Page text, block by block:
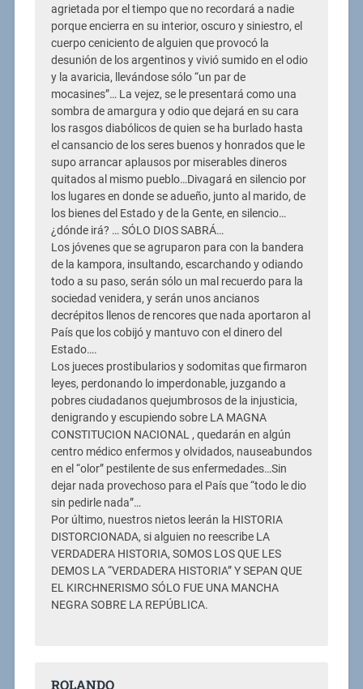
agrietada por el tiempo que no recordará a nadie
porque encierra en su interior, oscuro y siniestro, el
cuerpo ceniciento de alguien que provocó la
desunión de los argentinos y vivió sumido en el odio
y la avaricia, llevándose sólo “un par de
mocasines”… La vejez, se le presentará como una
sombra de amargura y odio que dejará en su cara
los rasgos diabólicos de quien se ha burlado hasta
el cansancio de los seres buenos y honrados que le
supo arrancar aplausos por miserables dineros
quitados al mismo pueblo…Divagará en silencio por
los lugares en donde se adueño, junto al marido, de
los bienes del Estado y de la Gente, en silencio…
¿dónde irá? … SÓLO DIOS SABRÁ…
Los jóvenes que se agruparon para con la bandera
de la kampora, insultando, escarchando y odiando
todo a su paso, serán sólo un mal recuerdo para la
sociedad venidera, y serán unos ancianos
decrépitos llenos de rencores que nada aportaron al
País que los cobijó y mantuvo con el dinero del
Estado….
Los jueces prostibularios y sodomitas que firmaron
leyes, perdonando lo imperdonable, juzgando a
pobres ciudadanos quejumbrosos de la injusticia,
denigrando y escupiendo sobre LA MAGNA
CONSTITUCION NACIONAL , quedarán en algún
centro médico enfermos y olvidados, nauseabundos
en el “olor” pestilente de sus enfermedades…Sin
dejar nada provechoso para el País que “todo le dio
sin pedirle nada”…
Por último, nuestros nietos leerán la HISTORIA
DISTORCIONADA, si alguien no reescribe LA
VERDADERA HISTORIA, SOMOS LOS QUE LES
DEMOS LA “VERDADERA HISTORIA” Y SEPAN QUE
EL KIRCHNERISMO SÓLO FUE UNA MANCHA
NEGRA SOBRE LA REPÚBLICA.
ROLANDO